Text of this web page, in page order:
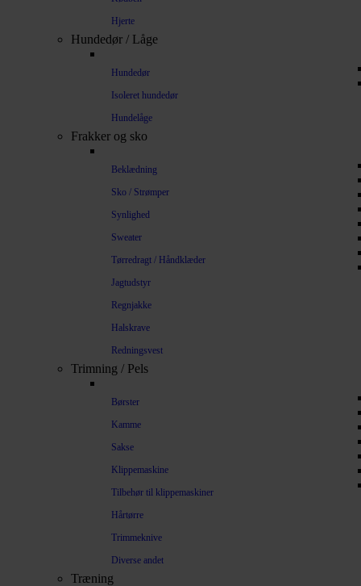
Hjerte
Hundedør / Låge
Hundedør
Isoleret hundedør
Hundelåge
Frakker og sko
Beklædning
Sko / Strømper
Synlighed
Sweater
Tørredragt / Håndklæder
Jagtudstyr
Regnjakke
Halskrave
Redningsvest
Trimning / Pels
Børster
Kamme
Sakse
Klippemaskine
Tilbehør til klippemaskiner
Hårtørre
Trimmeknive
Diverse andet
Træning